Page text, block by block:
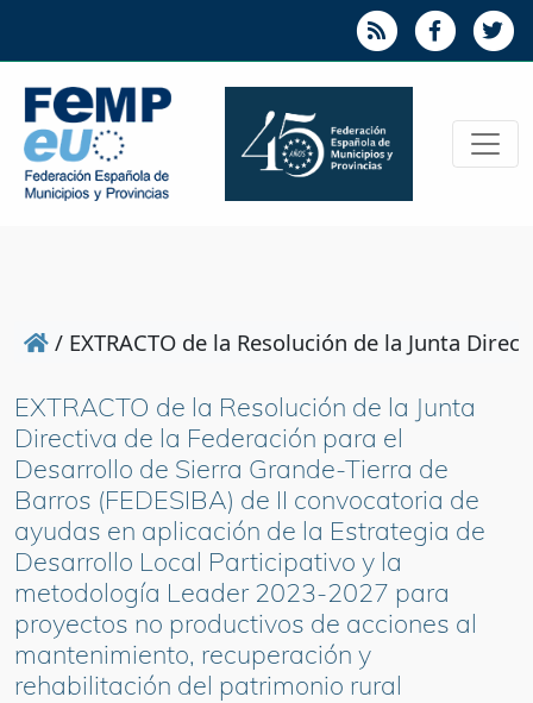
/ EXTRACTO de la Resolución de la Junta
EXTRACTO de la Resolución de la Junta
Directiva de la Federación para el
Desarrollo de Sierra Grande-Tierra de
Barros (FEDESIBA) de II convocatoria de
ayudas en aplicación de la Estrategia de
Desarrollo Local Participativo y la
metodología Leader 2023-2027 para
proyectos no productivos de acciones al
mantenimiento, recuperación y
rehabilitación del patrimonio rural